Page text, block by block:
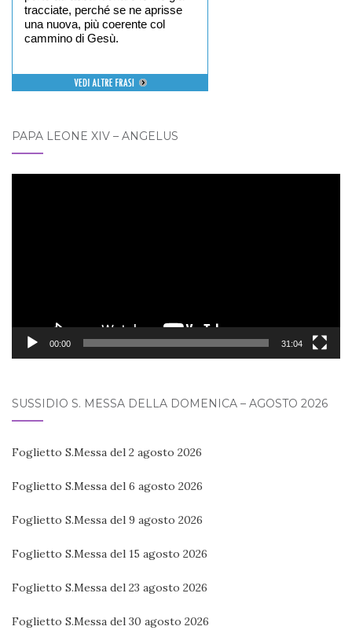
tracciate, perché se ne aprisse
una nuova, più coerente col
cammino di Gesù.
PAPA LEONE XIV – ANGELUS
00:00 31:04
SUSSIDIO S. MESSA DELLA DOMENICA – AGOSTO 2026
Foglietto S.Messa del 2 agosto 2026
Foglietto S.Messa del 6 agosto 2026
Foglietto S.Messa del 9 agosto 2026
Foglietto S.Messa del 15 agosto 2026
Foglietto S.Messa del 23 agosto 2026
Foglietto S.Messa del 30 agosto 2026